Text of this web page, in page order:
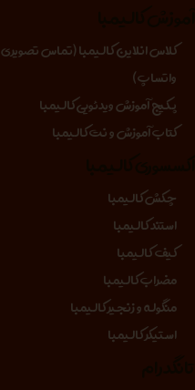
کلاس انلاین کالیمبا (تماس تصویری
واتساپ)
پکیج آموزش ویدئویی کالیمبا
کتاب آموزش و نت کالیمبا
چکش کالیمبا
استند کالیمبا
کیف کالیمبا
مضراب کالیمبا
منگوله و زنجیر کالیمبا
استیکر کالیمبا